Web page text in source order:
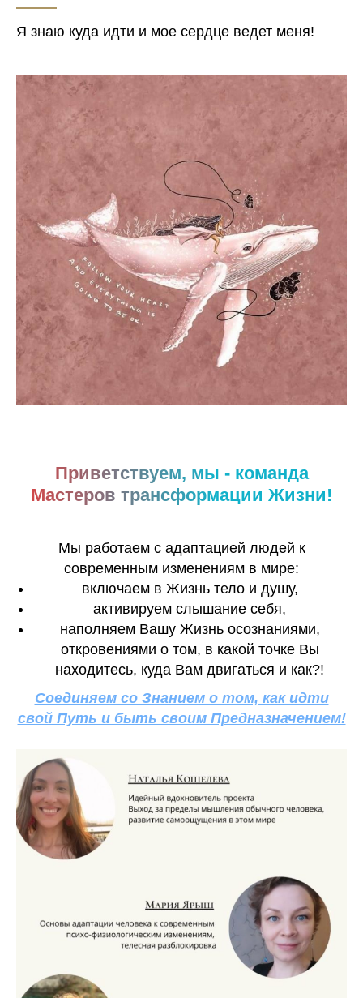
Я знаю куда идти и мое сердце ведет меня!
Приветствуем, мы - команда
Мастеров трансформации Жизни!
Мы работаем с адаптацией людей к
современным изменениям в мире:
включаем в Жизнь тело и душу,
активируем слышание себя,
наполняем Вашу Жизнь осознаниями,
откровениями о том, в какой точке Вы
находитесь, куда Вам двигаться и как?!
Соединяем со Знанием о том, как идти
свой Путь и быть своим Предназначением!